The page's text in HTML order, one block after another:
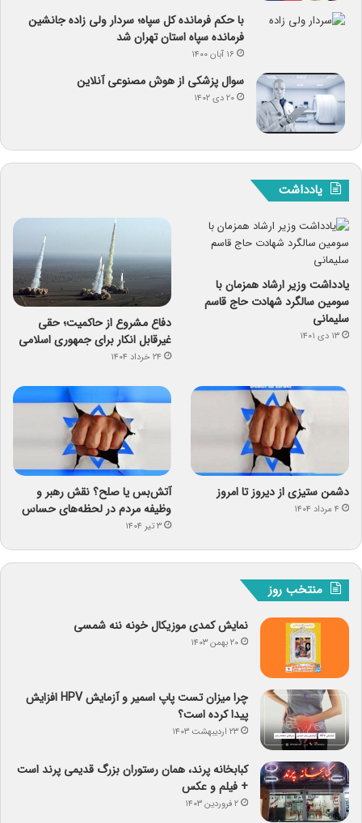
با حکم فرمانده کل سپاه؛ سردار ولی زاده جانشین
فرمانده سپاه استان تهران شد
۱۶ آبان ۱۴۰۰
سوال پزشکی از هوش مصنوعی آنلاین
۲۰ دی ۱۴۰۲
یادداشت
یادداشت وزیر ارشاد همزمان با
سومین سالگرد شهادت حاج قاسم
سلیمانی
۱۳ دی ۱۴۰۱
دفاع مشروع از حاکمیت؛ حقی
غیرقابل انکار برای جمهوری اسلامی
۲۴ خرداد ۱۴۰۴
دشمن ستیزی از دیروز تا امروز
۴ مرداد ۱۴۰۴
آتش‌بس یا صلح؟ نقش رهبر و
وظیفه مردم در لحظه‌های حساس
۳ تیر ۱۴۰۴
منتخب روز
نمایش کمدی موزیکال خونه ننه شمسی
۲۰ بهمن ۱۴۰۳
چرا میزان تست پاپ اسمیر و آزمایش HPV افزایش
پیدا کرده است؟
۲۳ اردیبهشت ۱۴۰۳
کبابخانه پرند، همان رستوران بزرگ قدیمی پرند است
+ فیلم و عکس
۲ فروردین ۱۴۰۳